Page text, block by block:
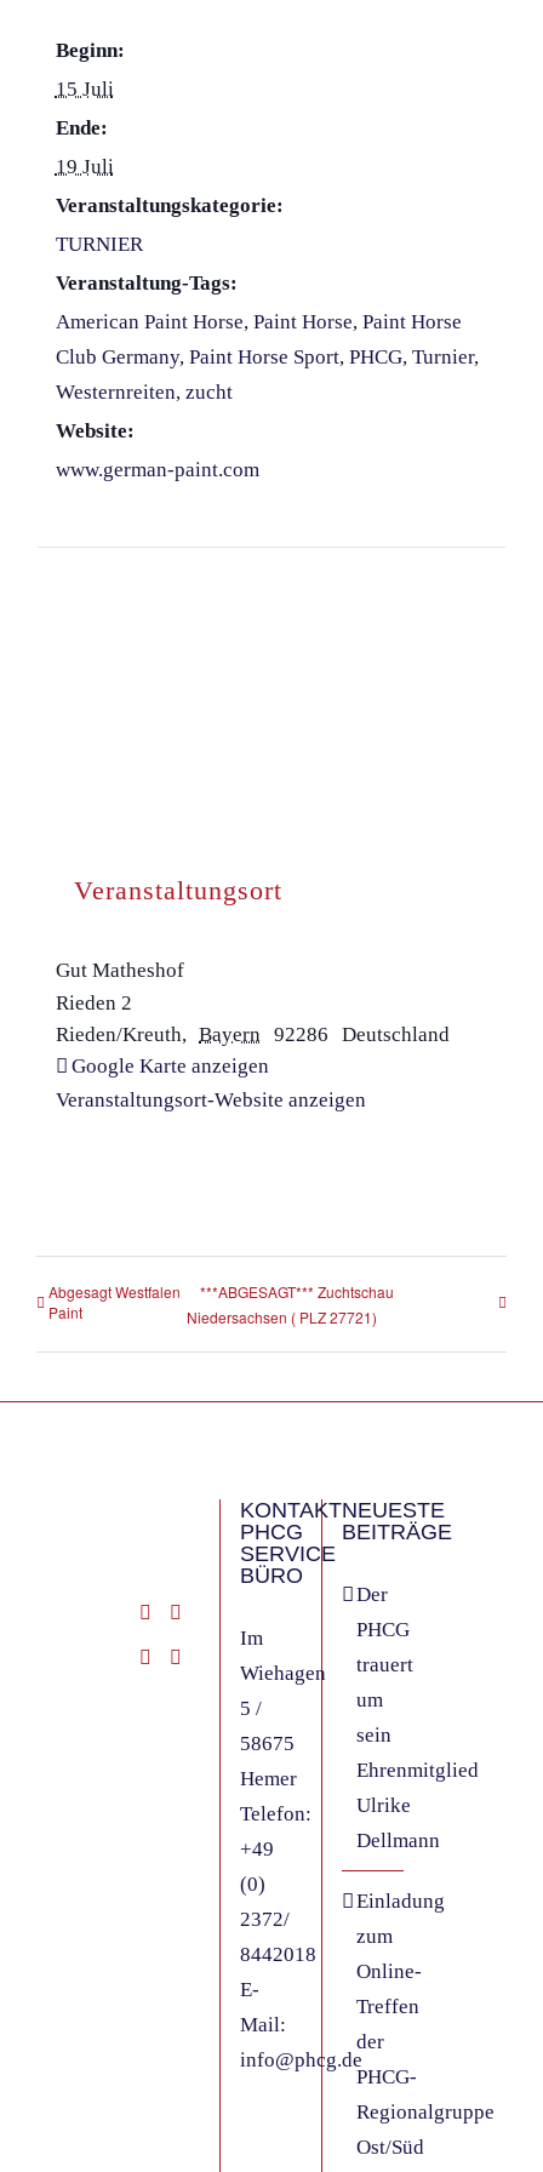
Beginn:
15 Juli
Ende:
19 Juli
Veranstaltungskategorie:
TURNIER
Veranstaltung-Tags:
American Paint Horse, Paint Horse, Paint Horse
Club Germany, Paint Horse Sport, PHCG, Turnier,
Westernreiten, zucht
Website:
www.german-paint.com
Veranstaltungsort
Gut Matheshof
Rieden 2
Rieden/Kreuth, Bayern 92286
Deutschland
Google Karte anzeigen
Veranstaltungsort-Website anzeigen
Abgesagt Westfalen
Paint
***ABGESAGT*** Zuchtschau
Niedersachsen ( PLZ 27721)
KONTAKT
PHCG
SERVICE
BÜRO
Im
Wiehagen
5 /
58675
Hemer
Telefon:
+49
(0)
2372/
8442018
E-
Mail:
info@phcg.de
NEUESTE
BEITRÄGE
Der
PHCG
trauert
um
sein
Ehrenmitglied
Ulrike
Dellmann
Einladung
zum
Online-
Treffen
der
PHCG-
Regionalgruppe
Ost/Süd